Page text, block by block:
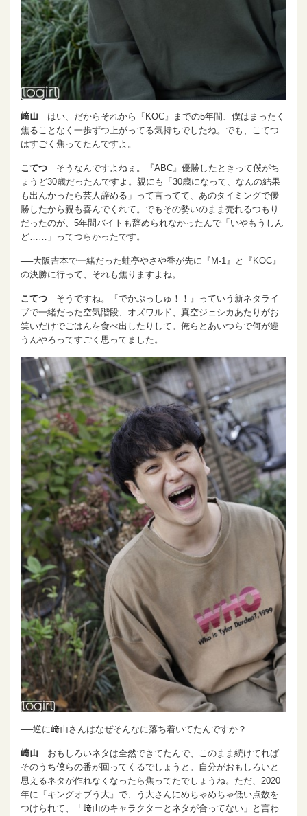
﨑山 はい、だからそれから『KOC』までの5年間、僕はまったく
焦ることなく一歩ずつ上がってる気持ちでしたね。でも、こてつ
はすごく焦ってたんですよ。
こてつ そうなんですよねぇ。『ABC』優勝したときって僕がち
ょうど30歳だったんですよ。親にも「30歳になって、なんの結果
も出んかったら芸人辞める」って言ってて、あのタイミングで優
勝したから親も喜んでくれて。でもその勢いのまま売れるつもり
だったのが、5年間バイトも辞められなかったんで「いやもうしん
ど……」ってつらかったです。
──大阪吉本で一緒だった蛙亭やさや香が先に『M-1』と『KOC』
の決勝に行って、それも焦りますよね。
こてつ そうですね。『でかぷっしゅ！！』っていう新ネタライ
ブで一緒だった空気階段、オズワルド、真空ジェシカあたりがお
笑いだけでごはんを食べ出したりして。俺らとあいつらで何が違
うんやろってすごく思ってました。
──逆に﨑山さんはなぜそんなに落ち着いてたんですか？
﨑山 おもしろいネタは全然できてたんで、このまま続けてれば
そのうち僕らの番が回ってくるでしょうと。自分がおもしろいと
思えるネタが作れなくなったら焦ってたでしょうね。ただ、2020
年に『キングオブう大』で、う大さんにめちゃめちゃ低い点数を
つけられて、「﨑山のキャラクターとネタが合ってない」と言わ